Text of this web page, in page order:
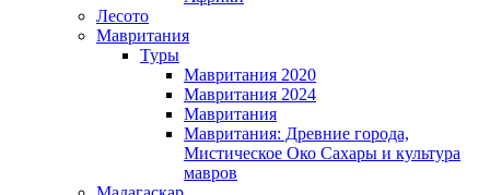
Лесото
Мавритания
Туры
Мавритания 2020
Мавритания 2024
Мавритания
Мавритания: Древние города,
Мистическое Око Сахары и культура
мавров